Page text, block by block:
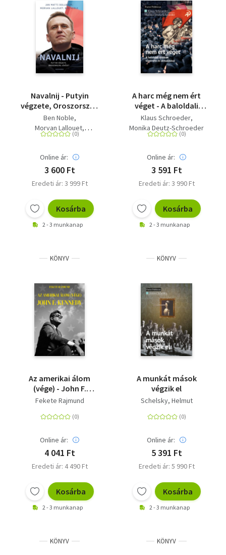
Navalnij - Putyin
végzete, Oroszország
jövője?
Ben Noble
Morvan Lallouet
Jan Matti Dollbaum
Online ár:
3 600 Ft
Eredeti ár: 3 999 Ft
Kosárba
2 - 3 munkanap
A harc még nem ért
véget - A baloldali
erőszak története és
aktualitásai
Klaus Schroeder
Monika Deutz-Schroeder
Online ár:
3 591 Ft
Eredeti ár: 3 990 Ft
Kosárba
2 - 3 munkanap
KÖNYV
Az amerikai álom
(vége) - John F.
Kennedy
Fekete Rajmund
Online ár:
4 041 Ft
Eredeti ár: 4 490 Ft
Kosárba
2 - 3 munkanap
KÖNYV
A munkát mások
végzik el
Schelsky, Helmut
Online ár:
5 391 Ft
Eredeti ár: 5 990 Ft
Kosárba
2 - 3 munkanap
KÖNYV KÖNYV